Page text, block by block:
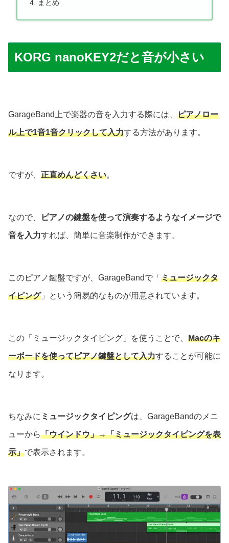
まとめ
KORG nanoKEY2だと音が小さい
GarageBand上で楽器の音を入力する際には、 ピアノロー
ル上で1音1音クリックして入力する方法があります。
ですが、 正直めんどくさい。
なので、 ピアノの鍵盤を使って演奏するようなイメージで
音を入力すれば、簡単に音楽制作ができます。
このピアノ鍵盤ですが、GarageBandで「 ミュージックタ
イピング」という簡易的なものが用意されています。
この「ミュージックタイピング」を使うことで、 Macのキ
ーボードを使ってピアノ鍵盤として入力することが可能に
なります。
ちなみに ミュージックタイピングは、GarageBandのメニ
ューから「ウインドウ」→「ミュージックタイピングを表
示」で表示されます。